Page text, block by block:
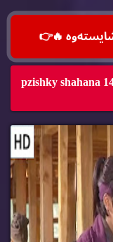
شایسته‌وه‌ 🔥👉
زنجیره‌ درامای پزیشكی شاهانه‌ ئه‌ڵقه‌ی 14 pzishky shahana